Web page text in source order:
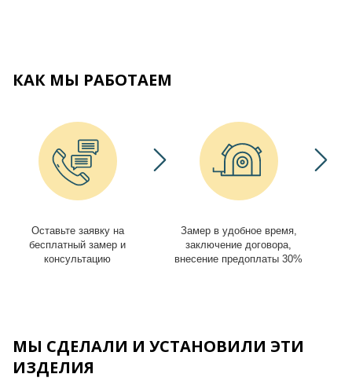
КАК МЫ РАБОТАЕМ
Оставьте заявку на
бесплатный замер и
консультацию
Замер в удобное время,
заключение договора,
внесение предоплаты 30%
МЫ СДЕЛАЛИ И УСТАНОВИЛИ ЭТИ
ИЗДЕЛИЯ